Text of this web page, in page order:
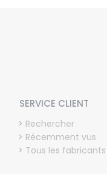
SERVICE CLIENT
Rechercher
Récemment vus
Tous les fabricants